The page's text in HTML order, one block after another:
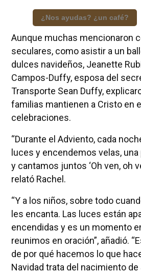
¿Nos ayudas? ¿un café?
Aunque muchas mencionaron
seculares, como asistir a un
dulces navideños, Jeanette
Campos-Duffy, esposa del
Transporte Sean Duffy,
familias mantienen a Cristo en
celebraciones.
“Durante el Adviento, cada
luces y encendemos velas, una
y cantamos juntos ‘Oh ven, oh
relató Rachel.
“Y a los niños, sobre todo
les encanta. Las luces están
encendidas y es un momento
reunimos en oración”, añadió.
de por qué hacemos lo que
Navidad trata del nacimiento de